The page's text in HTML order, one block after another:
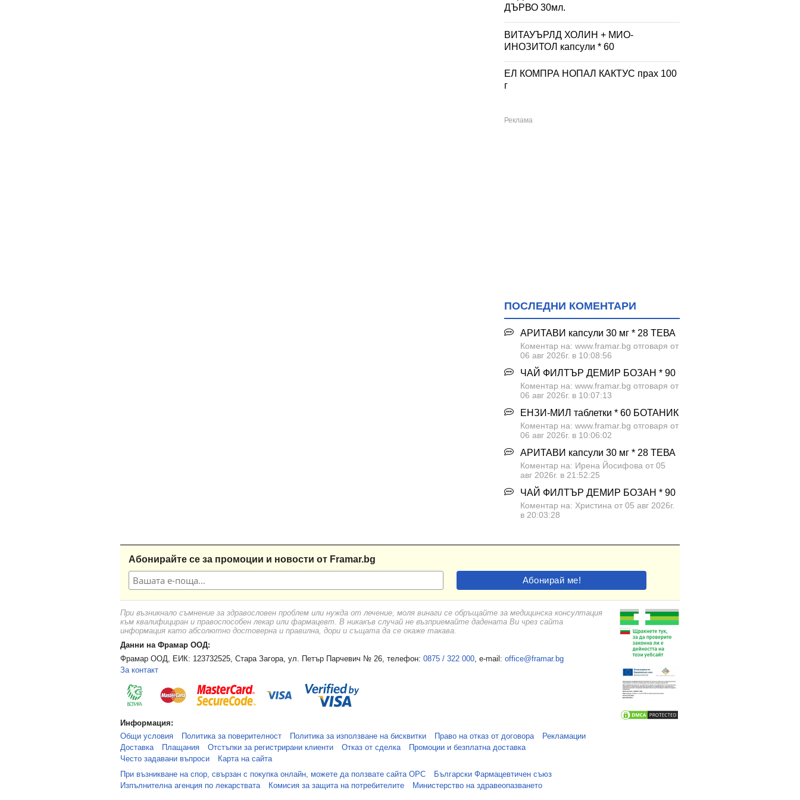
Детска градина "Пролет"
Детска градина "Пролет"
Детска градина "Пролет", гр. Провадия
Детска градина "Пролет", с. Житница
Детска градина "Първи Юни"
Детска градина "Първи Юни"
Детска градина "Ран Босилек", с. Константиново
Детска градина "Синчец"
Детска градина "Синчец", с. Манастир
Детска градина "Славейче", с. Любен Каравелово
Детска градина "Теменуга"
Детска градина "Теменуга"
Детска градина "Теменужка"
Детска градина "Щастливо Детство"
Детска градина "Щастливо Детство"
ДЪРВО 30мл.
ВИТАУЪРЛД ХОЛИН + МИО-
ИНОЗИТОЛ капсули * 60
ЕЛ КОМПРА НОПАЛ КАКТУС прах 100
г
ПОСЛЕДНИ КОМЕНТАРИ
АРИТАВИ капсули 30 мг * 28 ТЕВА
Коментар на: www.framar.bg отговаря от
06 авг 2026г. в 10:08:56
ЧАЙ ФИЛТЪР ДЕМИР БОЗАН * 90
Коментар на: www.framar.bg отговаря от
06 авг 2026г. в 10:07:13
ЕНЗИ-МИЛ таблетки * 60 БОТАНИК
Коментар на: www.framar.bg отговаря от
06 авг 2026г. в 10:06:02
АРИТАВИ капсули 30 мг * 28 ТЕВА
Коментар на: Ирена Йосифова от 05
авг 2026г. в 21:52:25
ЧАЙ ФИЛТЪР ДЕМИР БОЗАН * 90
Коментар на: Христина от 05 авг 2026г.
в 20:03:28
Абонирайте се за промоции и новости от Framar.bg
При възникнало съмнение за здравословен проблем или нужда от лечение, моля винаги се обръщайте за медицинска консултация
към квалифициран и правоспособен лекар или фармацевт. В никакъв случай не възприемайте дадената Ви чрез сайта
информация като абсолютно достоверна и правилна, дори и същата да се окаже такава.
Данни на Фрамар ООД:
Фрамар ООД, ЕИК: 123732525, Стара Загора, ул. Петър Парчевич № 26, телефон: 0875 / 322 000 , e-mail: office@framar.bg
За контакт
Информация:
Общи условия
Политика за поверителност Политика за използване на бисквитки Право на отказ от договора
Рекламации
Доставка
Плащания Отстъпки за регистрирани клиенти Отказ от сделка
Промоции и безплатна доставка
Често задавани въпроси
Карта на сайта
При възникване на спор, свързан с покупка онлайн, можете да ползвате сайта ОРС
Български Фармацевтичен съюз
Изпълнителна агенция по лекарствата
Комисия за защита на потребителите Министерство на здравеопазването